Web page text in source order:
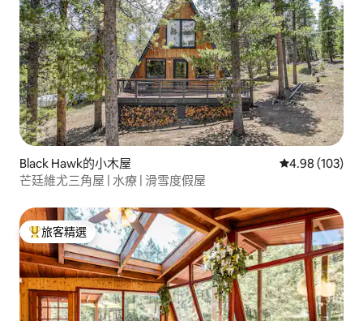
Black Hawk的小木屋 從 103 則評價
4.98 (103)
芒廷維尤三角屋 | 水療 | 滑雪度假屋
旅客精選榜首
旅客精選